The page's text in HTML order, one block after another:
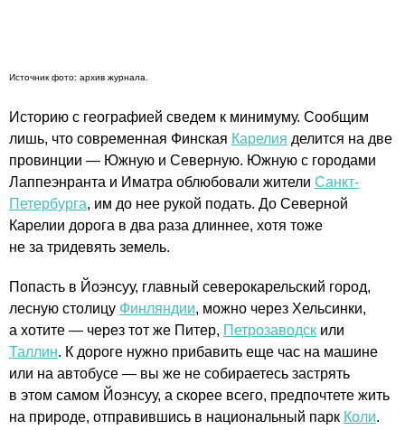
Источник фото: архив журнала.
Историю с географией сведем к минимуму. Сообщим
лишь, что современная Финская Карелия делится на две
провинции — Южную и Северную. Южную с городами
Лаппеэнранта и Иматра облюбовали жители Санкт-
Петербурга, им до нее рукой подать. До Северной
Карелии дорога в два раза длиннее, хотя тоже
не за тридевять земель.
Попасть в Йоэнсуу, главный северокарельский город,
лесную столицу Финляндии, можно через Хельсинки,
а хотите — через тот же Питер, Петрозаводск или
Таллин. К дороге нужно прибавить еще час на машине
или на автобусе — вы же не собираетесь застрять
в этом самом Йоэнсуу, а скорее всего, предпочтете жить
на природе, отправившись в национальный парк Коли.